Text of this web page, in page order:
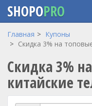
Перейти
содержанию
SHOPOPRO
Главная
Купоны
Скидка 3% на
Скидка 3%
китайские